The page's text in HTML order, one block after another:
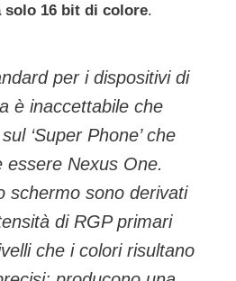
solo 16 bit di colore.
per i dispositivi di
è inaccettabile che
‘Super Phone’ che
essere Nexus One.
schermo sono derivati
di RGP primari
che i colori risultano